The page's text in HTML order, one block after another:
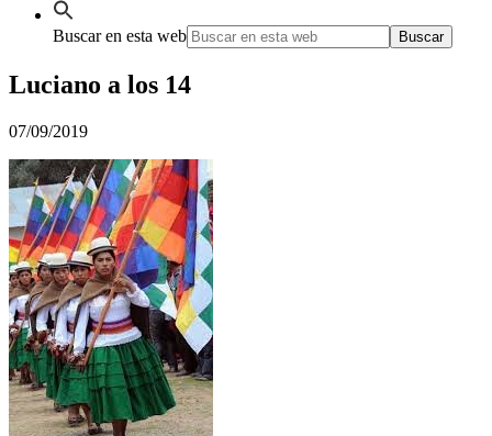
Buscar en esta web
Luciano a los 14
07/09/2019